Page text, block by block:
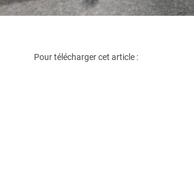
Pour télécharger cet article :